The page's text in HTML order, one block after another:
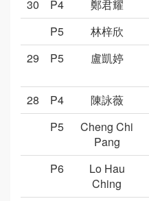
30
P4 鄭君耀
P5
林梓欣
29
P5 盧凱婷
28
P4 陳詠薇
P5
Cheng Chi
Pang
P6
Lo Hau
Ching